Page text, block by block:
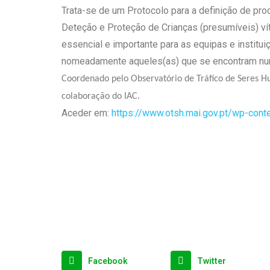
Trata-se de um Protocolo para a definição de
Deteção e Proteção de Crianças (presumíveis)
essencial e importante para as equipas e
nomeadamente aqueles(as) que se encontram
Coordenado pelo Observatório de Tráfico de Seres
colaboração do IAC.
Aceder em: https://www.otsh.mai.gov.pt/wp-
Facebook Twitter